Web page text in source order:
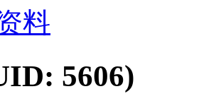
料
5606)